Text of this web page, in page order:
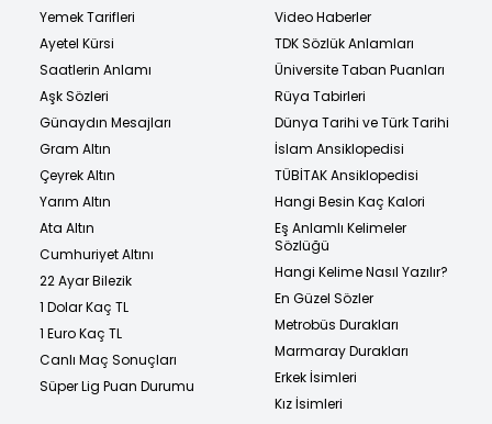
Yemek Tarifleri
Ayetel Kürsi
Saatlerin Anlamı
Aşk Sözleri
Günaydın Mesajları
Gram Altın
Çeyrek Altın
Yarım Altın
Ata Altın
Cumhuriyet Altını
22 Ayar Bilezik
1 Dolar Kaç TL
1 Euro Kaç TL
Canlı Maç Sonuçları
Süper Lig Puan Durumu
Video Haberler
TDK Sözlük Anlamları
Üniversite Taban Puanları
Rüya Tabirleri
Dünya Tarihi ve Türk Tarihi
İslam Ansiklopedisi
TÜBİTAK Ansiklopedisi
Hangi Besin Kaç Kalori
Eş Anlamlı Kelimeler
Sözlüğü
Hangi Kelime Nasıl Yazılır?
En Güzel Sözler
Metrobüs Durakları
Marmaray Durakları
Erkek İsimleri
Kız İsimleri